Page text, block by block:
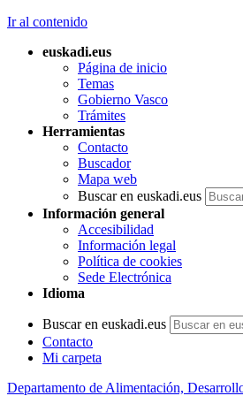
Ir al contenido
euskadi.eus
Página de inicio
Temas
Gobierno Vasco
Trámites
Herramientas
Contacto
Buscador
Mapa web
Buscar en euskadi.eus
Información general
Accesibilidad
Información legal
Política de cookies
Sede Electrónica
Idioma
Buscar en euskadi.eus
Contacto
Mi carpeta
Departamento de Alimentación,